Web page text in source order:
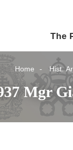
The
Home Hist.
Mgr